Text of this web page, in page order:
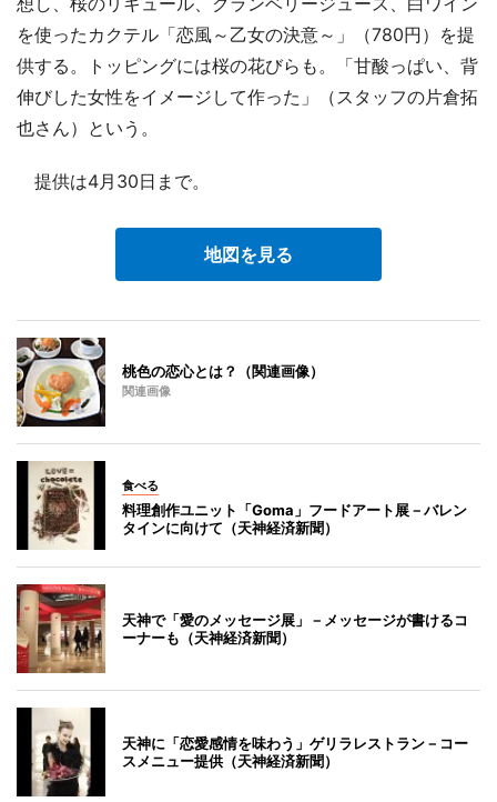
を使ったカクテル「恋風～乙女の決意～」（780円）を提
供する。トッピングには桜の花びらも。「甘酸っぱい、背
伸びした女性をイメージして作った」（スタッフの片倉拓
也さん）という。
提供は4月30日まで。
地図を見る
桃色の恋心とは？（関連画像）
関連画像
食べる
料理創作ユニット「Goma」フードアート展－バレン
タインに向けて（天神経済新聞）
天神で「愛のメッセージ展」－メッセージが書けるコ
ーナーも（天神経済新聞）
天神に「恋愛感情を味わう」ゲリラレストラン－コー
スメニュー提供（天神経済新聞）